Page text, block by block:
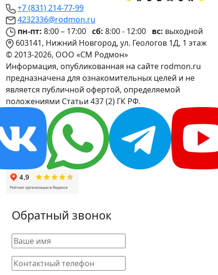
+7 (831) 214-77-99
4232336@rodmon.ru
пн-пт: 8:00 – 17:00 сб: 8:00 - 12:00 вс: выходной
603141, Нижний Новгород, ул. Геологов 1Д, 1 этаж
© 2013-2026, ООО «СМ Родмон»
Информация, опубликованная на сайте rodmon.ru
предназначена для ознакомительных целей и не
является публичной офертой, определяемой
положениями Статьи 437 (2) ГК РФ.
Обратный звонок